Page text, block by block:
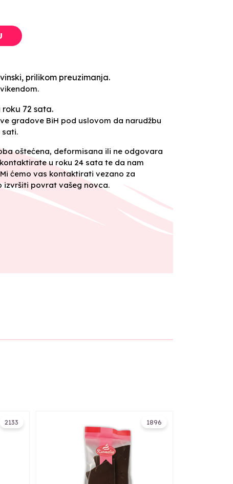
prilikom preuzimanja.
72 sata.
gradove BiH pod uslovom da narudžbu
sati.
oštećena, deformisana ili ne odgovara
u roku 24 sata te da nam
ćemo vas kontaktirati vezano za
izvršiti povrat vašeg novca.
2133 1896